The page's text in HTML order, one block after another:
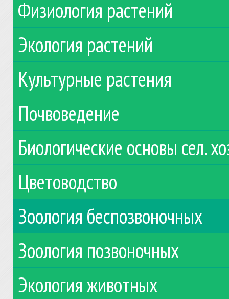
Физиология растений
Экология растений
Культурные растения
Почвоведение
Биологические основы сел.
Цветоводство
Зоология беспозвоночных
Зоология позвоночных
Экология животных